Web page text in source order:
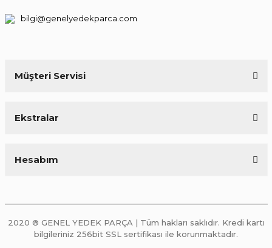
Müşteri Servisi
Ekstralar
Hesabım
2020 ® GENEL YEDEK PARÇA | Tüm hakları saklıdır. Kredi kartı
bilgileriniz 256bit SSL sertifikası ile korunmaktadır.
bilgi@genelyedekparca.com